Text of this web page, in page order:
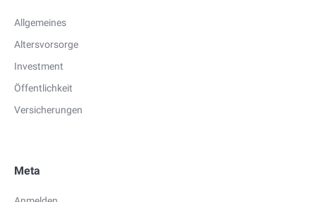
Allgemeines
Altersvorsorge
Investment
Öffentlichkeit
Versicherungen
Meta